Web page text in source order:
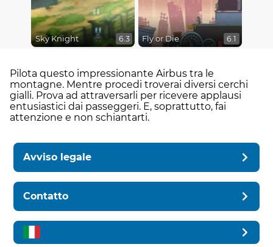
Sky Knight 6.3 Fly or Die 6.1
Pilota questo impressionante Airbus tra le
montagne. Mentre procedi troverai diversi cerchi
gialli. Prova ad attraversarli per ricevere applausi
entusiastici dai passeggeri. E, soprattutto, fai
attenzione e non schiantarti.
Avviso legale
Contatto